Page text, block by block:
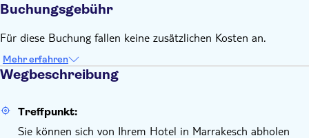
Buchungsgebühr
Für diese Buchung fallen keine zusätzlichen Kosten an.
Mehr erfahren
Wegbeschreibung
Treffpunkt:
Sie können sich von Ihrem Hotel in Marrakesch abholen